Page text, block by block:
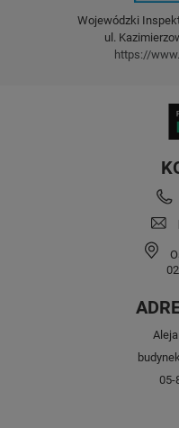
Wojewódzki
ul.
https://
05-